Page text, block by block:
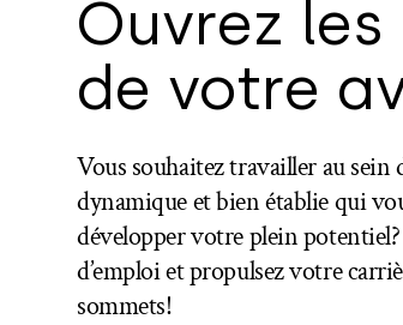
Ouvrez
de votre
Vous souhaitez travailler au sein
dynamique et bien établie qui
développer votre plein
d’emploi et propulsez votre
sommets!